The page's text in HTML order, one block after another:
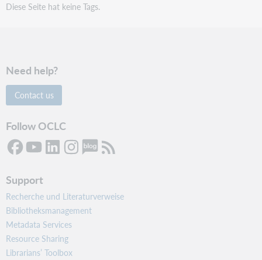
Diese Seite hat keine Tags.
Need help?
Contact us
Follow OCLC
Support
Recherche und Literaturverweise
Bibliotheksmanagement
Metadata Services
Resource Sharing
Librarians’ Toolbox